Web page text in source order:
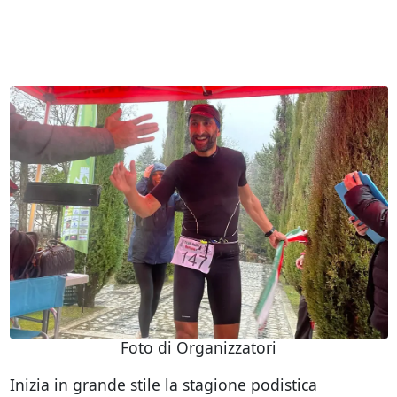
Foto di Organizzatori
Inizia in grande stile la stagione podistica